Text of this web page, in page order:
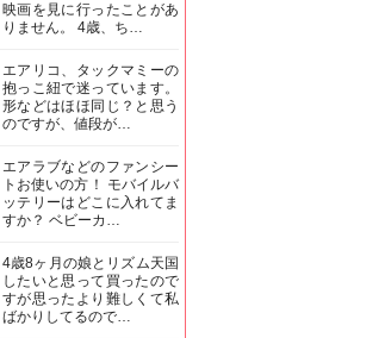
映画を見に行ったことがあ
りません。 4歳、ち…
エアリコ、タックマミーの
抱っこ紐で迷っています。
形などはほほ同じ？と思う
のですが、値段が…
エアラブなどのファンシー
トお使いの方！ モバイルバ
ッテリーはどこに入れてま
すか？ ベビーカ…
4歳8ヶ月の娘とリズム天国
したいと思って買ったので
すが思ったより難しくて私
ばかりしてるので…